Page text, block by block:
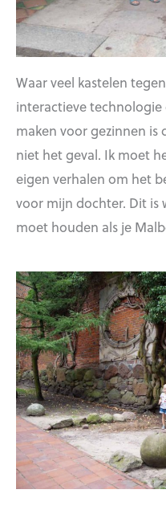
Waar veel kastelen
interactieve
maken voor gezinnen is
niet het geval. Ik moet
eigen verhalen om het
voor mijn dochter. Dit is
moet houden als je